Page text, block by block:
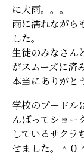
に大雨。。。
雨に濡れながら
した。
生徒のみなさん
がスムーズに済
本当にありがと
学校のプードル
んばってショー
しているサクラ
せました。＾０